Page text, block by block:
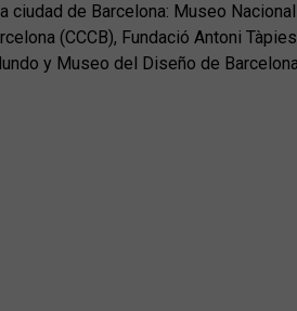
de Barcelona: Museo
(CCCB), Fundació Antoni
y Museo del Diseño de